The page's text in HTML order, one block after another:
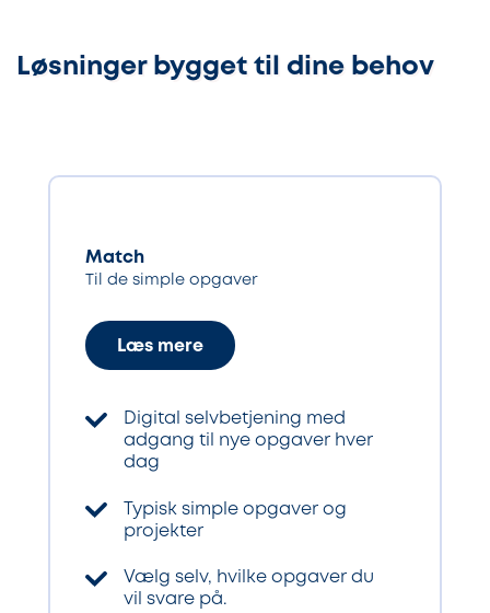
Løsninger bygget til dine behov
Match
Til de simple opgaver
Læs mere
Digital selvbetjening med
adgang til nye opgaver hver
dag
Typisk simple opgaver og
projekter
Vælg selv, hvilke opgaver du
vil svare på.